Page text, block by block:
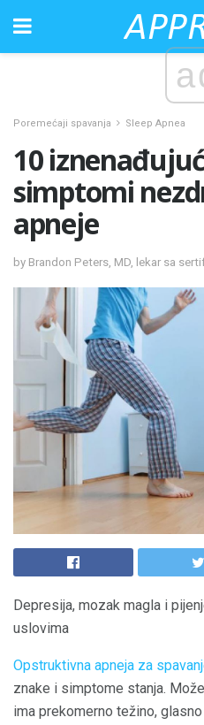
Poremećaji spavanja Sleep Apnea
10
simptomi
apneje
by Brandon Peters, MD, lekar sa
Depresija, mozak magla i
uslovima
Opstruktivna apneja za
znake i simptome stanja.
ima prekomerno težino,